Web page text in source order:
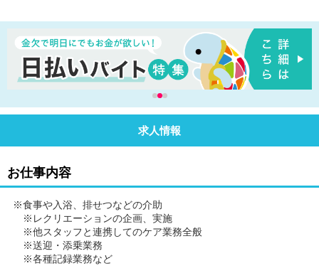
求人情報
お仕事内容
※食事や入浴、排せつなどの介助
※レクリエーションの企画、実施
※他スタッフと連携してのケア業務全般
※送迎・添乗業務
※各種記録業務など